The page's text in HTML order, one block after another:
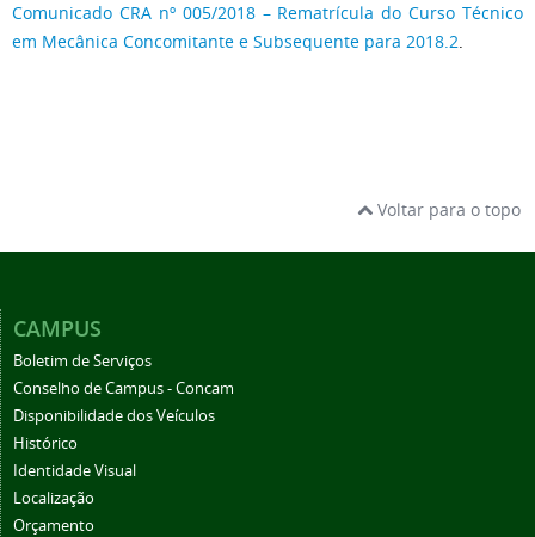
Comunicado CRA nº 005/2018 – Rematrícula do Curso Técnico
em Mecânica Concomitante e Subsequente para 2018.2.
Voltar para o topo
CAMPUS
Boletim de Serviços
Conselho de Campus - Concam
Disponibilidade dos Veículos
Histórico
Identidade Visual
Localização
Orçamento